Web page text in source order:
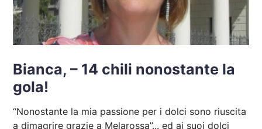
Bianca, – 14 chili nonostante la
gola!
“Nonostante la mia passione per i dolci sono riuscita
a dimagrire grazie a Melarossa”... ed ai suoi dolci